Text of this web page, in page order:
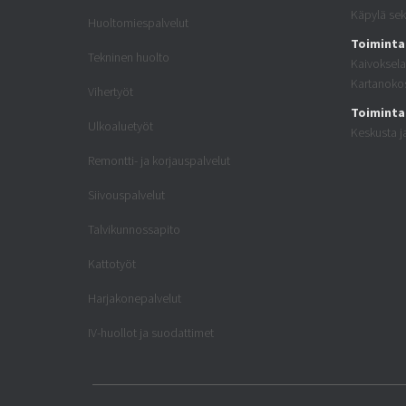
Huoltomiespalvelut
Tekninen huolto
Vihertyöt
Ulkoaluetyöt
Remontti- ja korjauspalvelut
Siivouspalvelut
Talvikunnossapito
Kattotyöt
Harjakonepalvelut
IV-huollot ja suodattimet
Käpylä
Keskusta